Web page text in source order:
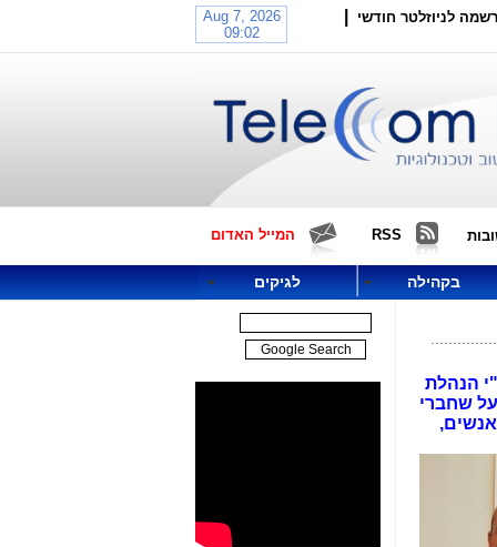
לניוזלטר חודשי
RSS המייל האדום
בקהילה לגיקים
הנהלת
שחברי